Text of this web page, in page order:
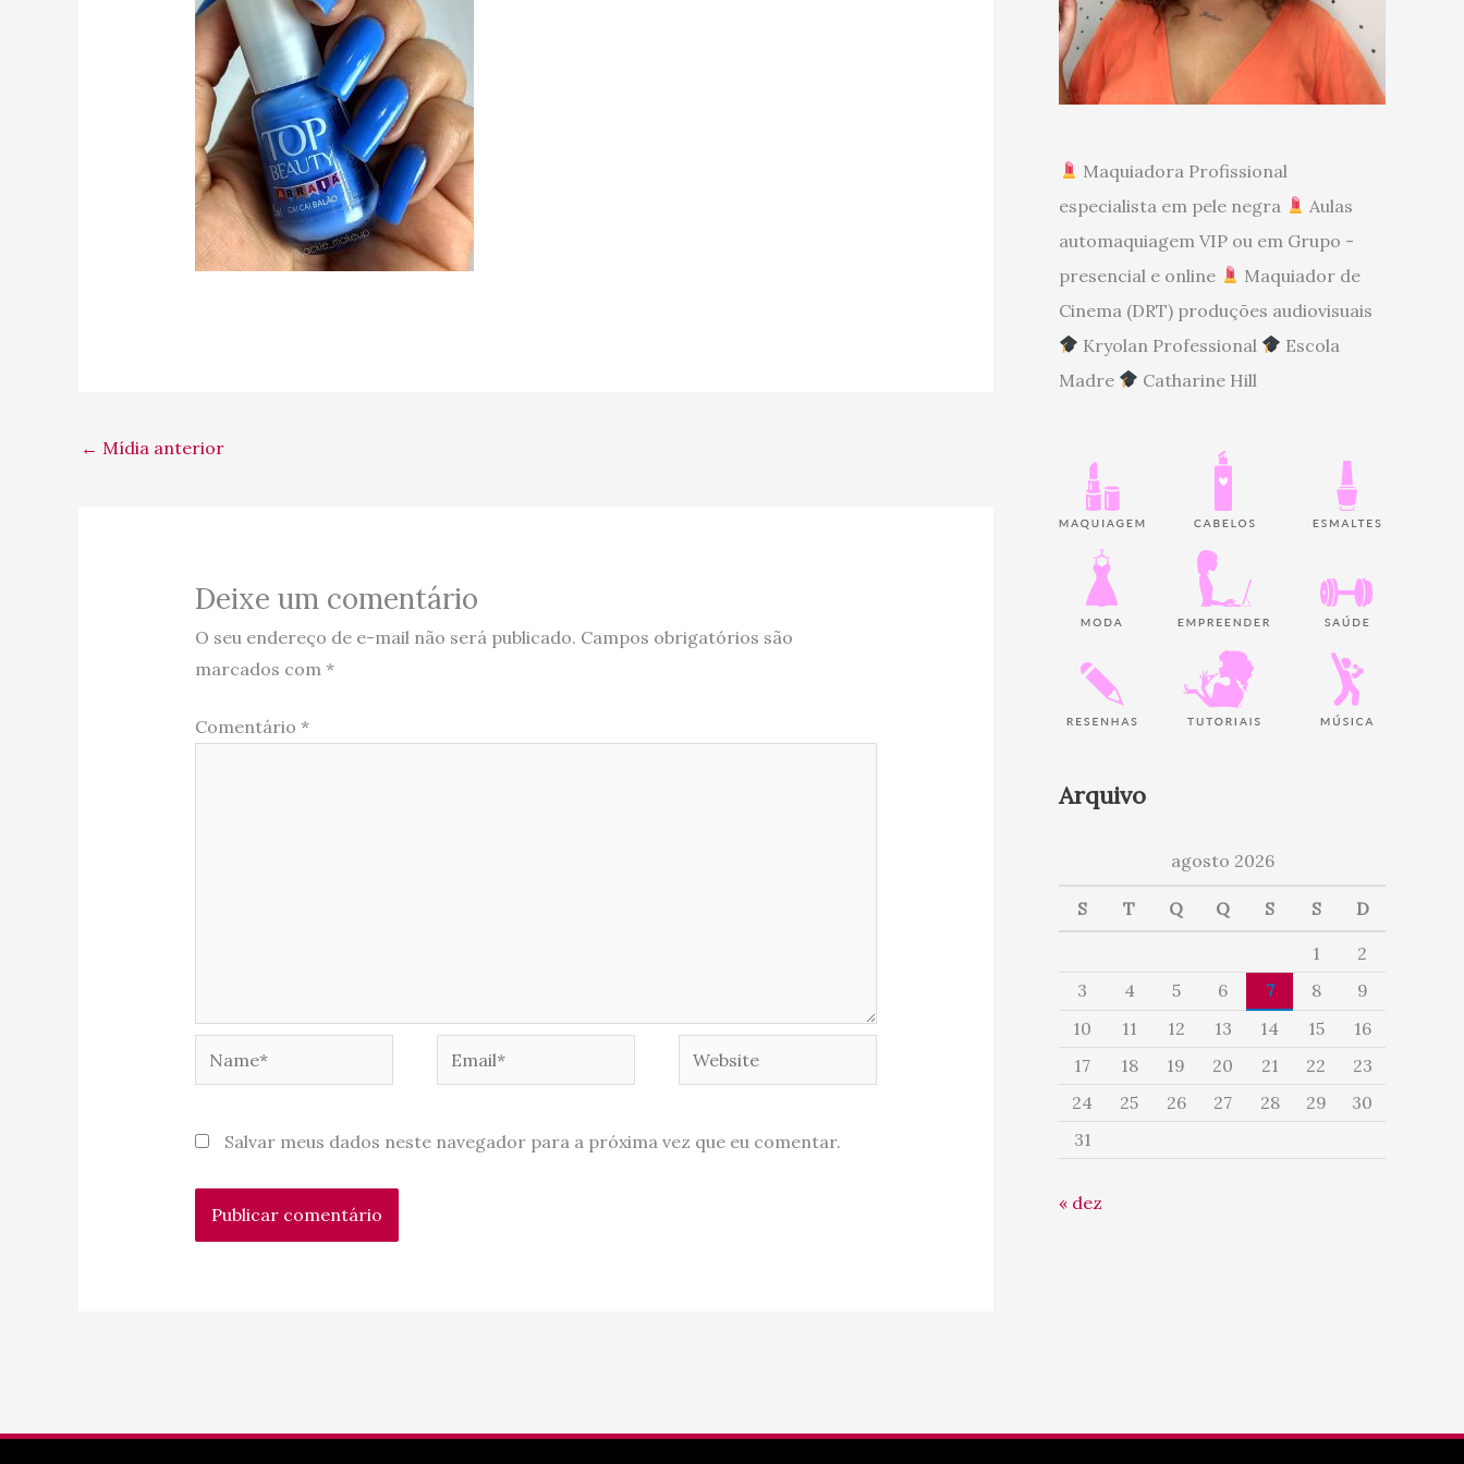
← Mídia anterior
Deixe um comentário
O seu endereço de e-mail não será publicado. Campos obrigatórios são
marcados com *
Comentário *
Website
Salvar meus dados neste navegador para a próxima vez que eu comentar.
Maquiadora Profissional
especialista em pele negra
Aulas
automaquiagem VIP ou em Grupo -
presencial e online
Maquiador de
Cinema (DRT) produções audiovisuais
Kryolan Professional
Escola
Madre
Catharine Hill
Arquivo
agosto 2026
S T Q Q S S D
1
2
3
4 5 6 7 8
9
10
11 12 13 14 15
16
17
18 19 20 21 22
23
24
25 26 27 28 29
30
31
« dez